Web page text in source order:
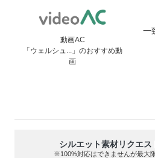
動画AC
「ウェルシュ...」のおすすめ動
画
一
シルエット素材リクエス
※100%対応はできませんが最大